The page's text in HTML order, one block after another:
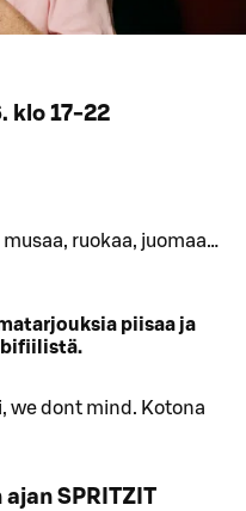
klo 17-22
ruokaa, juomaa…
piisaa ja
we dont mind. Kotona
SPRITZIT